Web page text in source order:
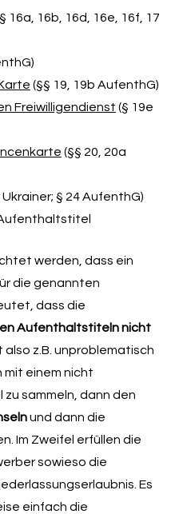
16a, 16b, 16d, 16e, 16f, 17
(§§ 19, 19b AufenthG)
Freiwilligendienst (§ 19e
(§§ 20, 20a
Ukrainer; § 24 AufenthG)
werden, dass ein
die genannten
dass die
Aufenthaltstiteln nicht
also z.B. unproblematisch
einem nicht
sammeln, dann den
und dann die
Im Zweifel erfüllen die
sowieso die
Es
einfach die